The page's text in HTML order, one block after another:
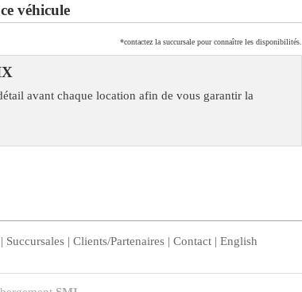
véhicule
*contactez la succursale pour connaître les disponibilités.
avant chaque location afin de vous garantir la
| Succursales | Clients/Partenaires | Contact | English